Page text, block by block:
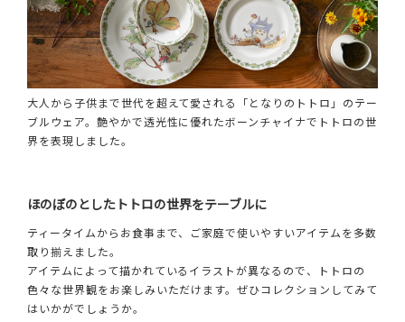
大人から子供まで世代を超えて愛される「となりのトトロ」のテー
ブルウェア。艶やかで透光性に優れたボーンチャイナでトトロの世
界を表現しました。
ほのぼのとしたトトロの世界をテーブルに
ティータイムからお食事まで、ご家庭で使いやすいアイテムを多数
取り揃えました。
アイテムによって描かれているイラストが異なるので、トトロの
色々な世界観をお楽しみいただけます。ぜひコレクションしてみて
はいかがでしょうか。